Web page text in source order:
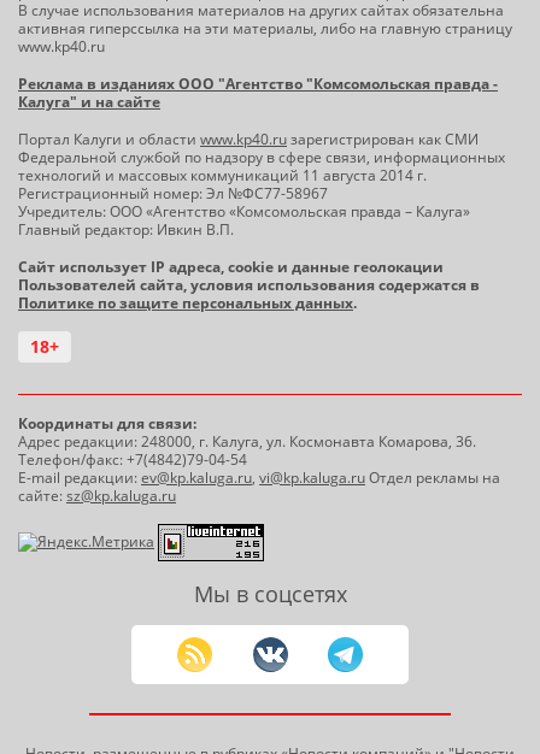
В случае использования материалов на других сайтах обязательна
активная гиперссылка на эти материалы, либо на главную страницу
www.kp40.ru
Реклама в изданиях ООО "Агентство "Комсомольская правда -
Калуга" и на сайте
Портал Калуги и области www.kp40.ruзарегистрирован как СМИ
Федеральной службой по надзору в сфере связи, информационных
технологий и массовых коммуникаций 11 августа 2014 г.
Регистрационный номер: Эл №ФС77-58967
Учредитель: ООО «Агентство «Комсомольская правда – Калуга»
Главный редактор: Ивкин В.П.
Сайт использует IP адреса, cookie и данные геолокации
Пользователей сайта, условия использования содержатся в
Политике по защите персональных данных.
18+
Координаты для связи:
Адрес редакции: 248000, г. Калуга, ул. Космонавта Комарова, 36.
Телефон/факс: +7(4842)79-04-54
E-mail редакции:ev@kp.kaluga.ru, vi@kp.kaluga.ruОтдел рекламы на
сайте:sz@kp.kaluga.ru
Мы в соцсетях